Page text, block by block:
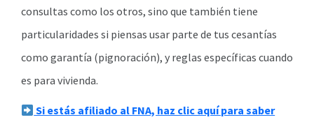
consultas como los otros, sino que también tiene
particularidades si piensas usar parte de tus cesantías
como garantía (pignoración), y reglas específicas cuando
es para vivienda.
Si estás afiliado al FNA, haz clic aquí para saber